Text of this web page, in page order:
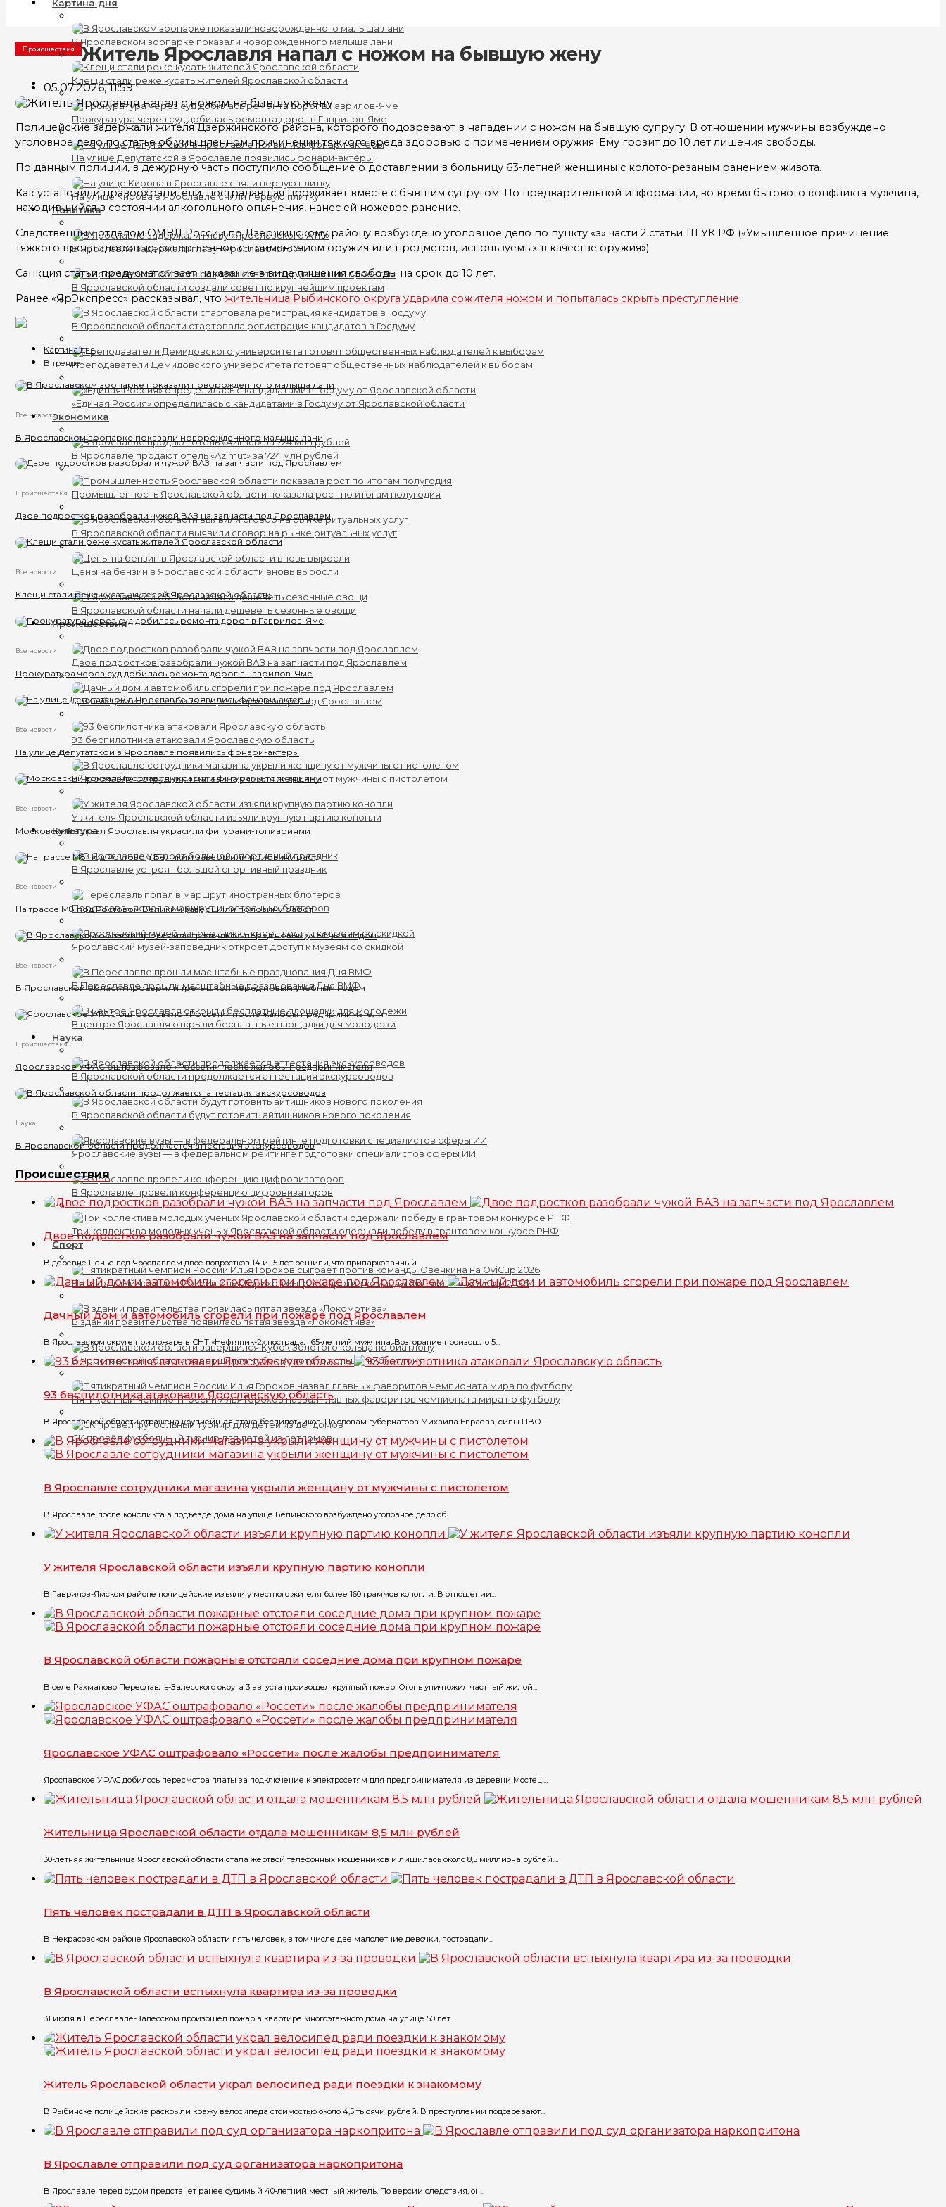
Картина дня
В Ярославском зоопарке показали новорожденного малыша лани
Клещи стали реже кусать жителей Ярославской области
Прокуратура через суд добилась ремонта дорог в Гаврилов-Яме
На улице Депутатской в Ярославле появились фонари-актёры
На улице Кирова в Ярославле сняли первую плитку
Политика
В Ярославле задержали главу «Ярославского АТП»
В Ярославской области создали совет по крупнейшим проектам
В Ярославской области стартовала регистрация кандидатов в Госдуму
Преподаватели Демидовского университета готовят общественных наблюдателей к выборам
«Единая Россия» определилась с кандидатами в Госдуму от Ярославской области
Экономика
В Ярославле продают отель «Azimut» за 724 млн рублей
Промышленность Ярославской области показала рост по итогам полугодия
В Ярославской области выявили сговор на рынке ритуальных услуг
Цены на бензин в Ярославской области вновь выросли
В Ярославской области начали дешеветь сезонные овощи
Происшествия
Двое подростков разобрали чужой ВАЗ на запчасти под Ярославлем
Дачный дом и автомобиль сгорели при пожаре под Ярославлем
93 беспилотника атаковали Ярославскую область
В Ярославле сотрудники магазина укрыли женщину от мужчины с пистолетом
У жителя Ярославской области изъяли крупную партию конопли
Культура
В Ярославле устроят большой спортивный праздник
Переславль попал в маршрут иностранных блогеров
Ярославский музей-заповедник откроет доступ к музеям со скидкой
В Переславле прошли масштабные празднования Дня ВМФ
В центре Ярославля открыли бесплатные площадки для молодежи
Наука
В Ярославской области продолжается аттестация экскурсоводов
В Ярославской области будут готовить айтишников нового поколения
Ярославские вузы — в федеральном рейтинге подготовки специалистов сферы ИИ
В Ярославле провели конференцию цифровизаторов
Три коллектива молодых ученых Ярославской области одержали победу в грантовом конкурсе РНФ
Спорт
Пятикратный чемпион России Илья Горохов сыграет против команды Овечкина на OviCup 2026
В здании правительства появилась пятая звезда «Локомотива»
В Ярославской области завершился Кубок Золотого кольца по биатлону
Пятикратный чемпион России Илья Горохов назвал главных фаворитов чемпионата мира по футболу
СК провёл футбольный турнир для детей из детдомов
Происшествия Житель Ярославля напал с ножом на бывшую жену
05.07.2026, 11:59
Полицейские задержали жителя Дзержинского района, которого подозревают в нападении с ножом на бывшую супругу. В отношении мужчины возбуждено
уголовное дело по статье об умышленном причинении тяжкого вреда здоровью с применением оружия. Ему грозит до 10 лет лишения свободы.
По данным полиции, в дежурную часть поступило сообщение о доставлении в больницу 63-летней женщины с колото-резаным ранением живота.
Как установили правоохранители, пострадавшая проживает вместе с бывшим супругом. По предварительной информации, во время бытового конфликта мужчина,
находившийся в состоянии алкогольного опьянения, нанес ей ножевое ранение.
Следственным отделом ОМВД России по Дзержинскому району возбуждено уголовное дело по пункту «з» части 2 статьи 111 УК РФ («Умышленное причинение
тяжкого вреда здоровью, совершенное с применением оружия или предметов, используемых в качестве оружия»).
Санкция статьи предусматривает наказание в виде лишения свободы на срок до 10 лет.
Ранее «ЯрЭкспресс» рассказывал, что жительница Рыбинского округа ударила сожителя ножом и попыталась скрыть преступление.
Картина дня
В тренде
Все новости
В Ярославском зоопарке показали новорожденного малыша лани
Происшествия
Двое подростков разобрали чужой ВАЗ на запчасти под Ярославлем
Все новости
Клещи стали реже кусать жителей Ярославской области
Все новости
Прокуратура через суд добилась ремонта дорог в Гаврилов-Яме
Все новости
На улице Депутатской в Ярославле появились фонари-актёры
Все новости
Московский вокзал Ярославля украсили фигурами-топиариями
Все новости
На трассе М8 под Ростовом Великим завершили половину работ
Все новости
В Ярославской области проверили треть школ перед новым учебным годом
Происшествия
Ярославское УФАС оштрафовало «Россети» после жалобы предпринимателя
Наука
В Ярославской области продолжается аттестация экскурсоводов
Происшествия
Двое подростков разобрали чужой ВАЗ на запчасти под Ярославлем
В деревне Пенье под Ярославлем двое подростков 14 и 15 лет решили, что припаркованный...
Дачный дом и автомобиль сгорели при пожаре под Ярославлем
В Ярославском округе при пожаре в СНТ «Нефтяник-2» пострадал 65-летний мужчина. Возгорание произошло 5...
93 беспилотника атаковали Ярославскую область
В Ярославской области отражена крупнейшая атака беспилотников. По словам губернатора Михаила Евраева, силы ПВО...
В Ярославле сотрудники магазина укрыли женщину от мужчины с пистолетом
В Ярославле после конфликта в подъезде дома на улице Белинского возбуждено уголовное дело об...
У жителя Ярославской области изъяли крупную партию конопли
В Гаврилов-Ямском районе полицейские изъяли у местного жителя более 160 граммов конопли. В отношении...
В Ярославской области пожарные отстояли соседние дома при крупном пожаре
В селе Рахманово Переславль-Залесского округа 3 августа произошел крупный пожар. Огонь уничтожил частный жилой...
Ярославское УФАС оштрафовало «Россети» после жалобы предпринимателя
Ярославское УФАС добилось пересмотра платы за подключение к электросетям для предпринимателя из деревни Мостец....
Жительница Ярославской области отдала мошенникам 8,5 млн рублей
30-летняя жительница Ярославской области стала жертвой телефонных мошенников и лишилась около 8,5 миллиона рублей....
Пять человек пострадали в ДТП в Ярославской области
В Некрасовском районе Ярославской области пять человек, в том числе две малолетние девочки, пострадали...
В Ярославской области вспыхнула квартира из-за проводки
31 июля в Переславле-Залесском произошел пожар в квартире многоэтажного дома на улице 50 лет...
Житель Ярославской области украл велосипед ради поездки к знакомому
В Рыбинске полицейские раскрыли кражу велосипеда стоимостью около 4,5 тысячи рублей. В преступлении подозревают...
В Ярославле отправили под суд организатора наркопритона
В Ярославле перед судом предстанет ранее судимый 40-летний местный житель. По версии следствия, он...